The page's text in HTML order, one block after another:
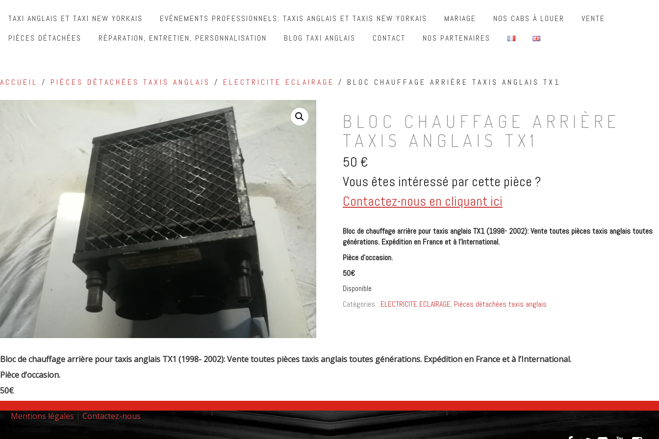
TAXI ANGLAIS ET TAXI NEW YORKAIS EVÉNEMENTS PROFESSIONNELS: TAXIS ANGLAIS ET TAXIS NEW YORKAIS MARIAGE NOS CABS À LOUER
VENTE
PIÈCES DÉTACHÉES
RÉPARATION, ENTRETIEN, PERSONNALISATION BLOG TAXI ANGLAIS CONTACT NOS PARTENAIRES
ACCUEIL / PIÈCES DÉTACHÉES TAXIS ANGLAIS / ELECTRICITE ECLAIRAGE / BLOC CHAUFFAGE ARRIÈRE TAXIS ANGLAIS TX1
BLOC CHAUFFAGE ARRIÈRE
TAXIS ANGLAIS TX1
50 €
Vous êtes intéressé par cette pièce ?
Contactez-nous en cliquant ici
Bloc de chauffage arrière pour taxis anglais TX1 (1998- 2002): Vente toutes pièces taxis anglais toutes
générations. Expédition en France et à l’International.
Pièce d’occasion.
50€
Disponible
Catégories : ELECTRICITE ECLAIRAGE, Pièces détachées taxis anglais
Bloc de chauffage arrière pour taxis anglais TX1 (1998- 2002): Vente toutes pièces taxis anglais toutes générations. Expédition en France et à l’International.
Pièce d’occasion.
50€
Mentions légales | Contactez-nous